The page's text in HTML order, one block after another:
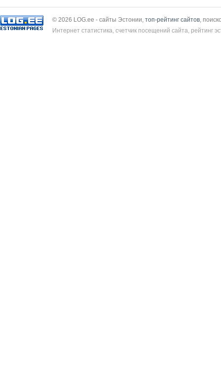
© 2026 LOG.ee - сайты Эстонии, топ-рейтинг сайтов ,
Интернет статистика, счетчик посещений сайта, рейтинг